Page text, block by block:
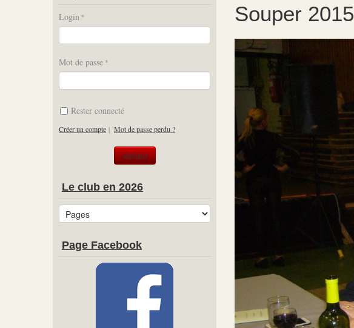
Login
Mot de passe
Rester connecté
Créer un compte | Mot de passe perdu ?
Le club en 2026
Page Facebook
Souper 2015